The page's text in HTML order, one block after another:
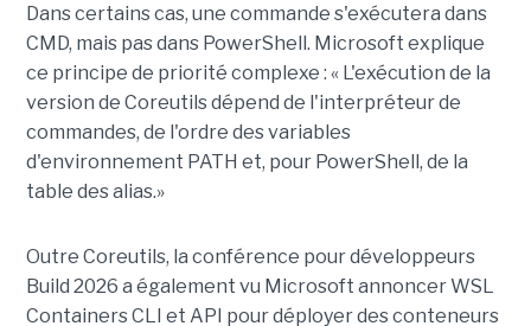
Dans certains cas, une commande s'exécutera dans
CMD, mais pas dans PowerShell. Microsoft explique
ce principe de priorité complexe : « L'exécution de la
version de Coreutils dépend de l'interpréteur de
commandes, de l'ordre des variables
d'environnement PATH et, pour PowerShell, de la
table des alias.»
Outre Coreutils, la conférence pour développeurs
Build 2026 a également vu Microsoft annoncer WSL
Containers CLI et API pour déployer des conteneurs